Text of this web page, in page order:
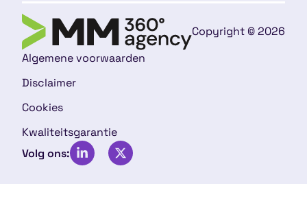
Copyright © 2026
Algemene voorwaarden
Disclaimer
Cookies
Kwaliteitsgarantie
Volg ons: